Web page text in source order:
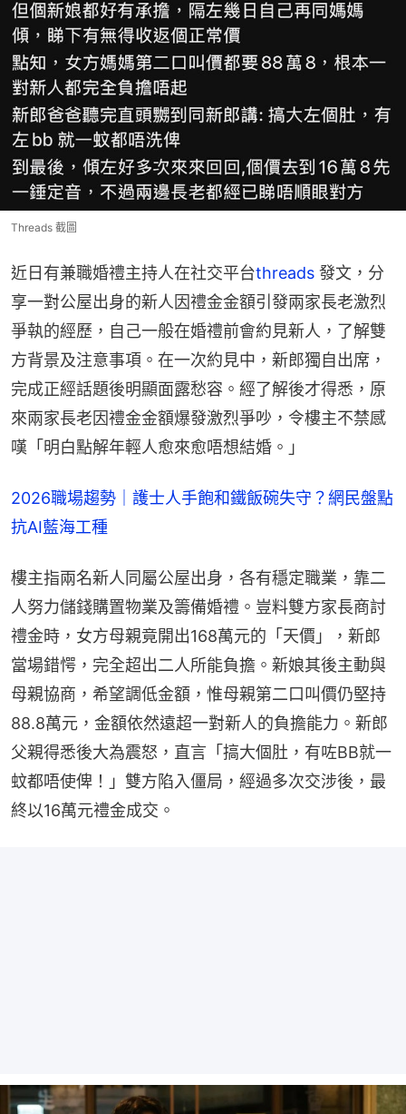
Threads 截圖
近日有兼職婚禮主持人在社交平台threads 發文，分
享一對公屋出身的新人因禮金金額引發兩家長老激烈
爭執的經歷，自己一般在婚禮前會約見新人，了解雙
方背景及注意事項。在一次約見中，新郎獨自出席，
完成正經話題後明顯面露愁容。經了解後才得悉，原
來兩家長老因禮金金額爆發激烈爭吵，令樓主不禁感
嘆「明白點解年輕人愈來愈唔想結婚。」
2026職場趨勢｜護士人手飽和鐵飯碗失守？網民盤點
抗AI藍海工種
樓主指兩名新人同屬公屋出身，各有穩定職業，靠二
人努力儲錢購置物業及籌備婚禮。豈料雙方家長商討
禮金時，女方母親竟開出168萬元的「天價」，新郎
當場錯愕，完全超出二人所能負擔。新娘其後主動與
母親協商，希望調低金額，惟母親第二口叫價仍堅持
88.8萬元，金額依然遠超一對新人的負擔能力。新郎
父親得悉後大為震怒，直言「搞大個肚，有咗BB就一
蚊都唔使俾！」雙方陷入僵局，經過多次交涉後，最
終以16萬元禮金成交。